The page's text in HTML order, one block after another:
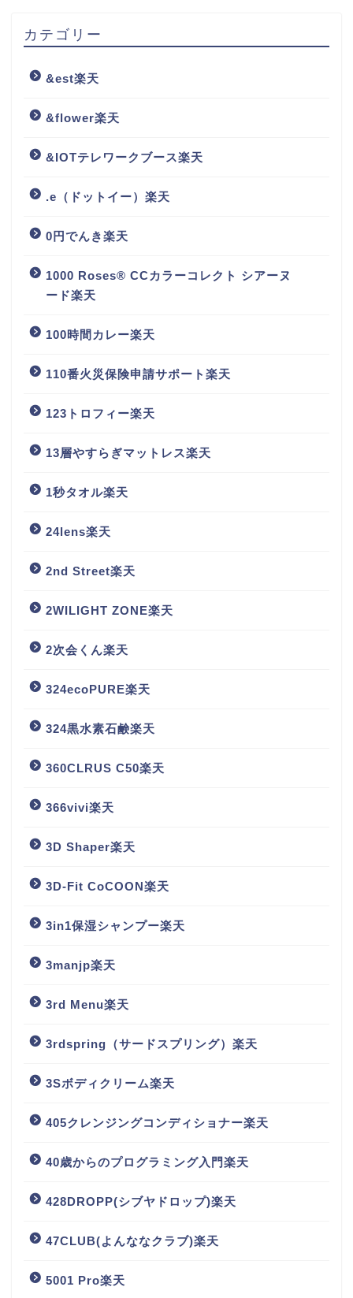
カテゴリー
&est楽天
&flower楽天
&IOTテレワークブース楽天
.e（ドットイー）楽天
0円でんき楽天
1000 Roses® CCカラーコレクト シアーヌ
ード楽天
100時間カレー楽天
110番火災保険申請サポート楽天
123トロフィー楽天
13層やすらぎマットレス楽天
1秒タオル楽天
24lens楽天
2nd Street楽天
2WILIGHT ZONE楽天
2次会くん楽天
324ecoPURE楽天
324黒水素石鹸楽天
360CLRUS C50楽天
366vivi楽天
3D Shaper楽天
3D-Fit CoCOON楽天
3in1保湿シャンプー楽天
3manjp楽天
3rd Menu楽天
3rdspring（サードスプリング）楽天
3Sボディクリーム楽天
405クレンジングコンディショナー楽天
40歳からのプログラミング入門楽天
428DROPP(シブヤドロップ)楽天
47CLUB(よんななクラブ)楽天
5001 Pro楽天